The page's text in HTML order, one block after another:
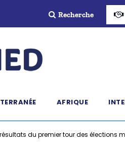
Recherche
AFRIQUE
du premier tour des élections